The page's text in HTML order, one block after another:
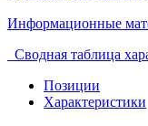
Информационные
Сводная таблица
Позиции
Характеристики